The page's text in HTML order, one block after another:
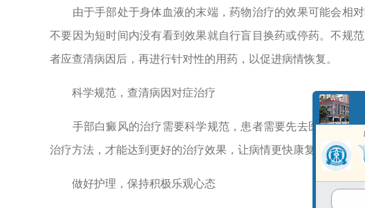
由于手部处于身体血液的末端，药物治疗的效果可能会相对
不要因为短时间内没有看到效果就自行盲目换药或停药。不规
者应查清病因后，再进行针对性的用药，以促进病情恢复。
科学规范，查清病因对症治疗
手部白癜风的治疗需要科学规范，患者需要先去医院查清病
治疗方法，才能达到更好的治疗效果，让病情更快康复。
做好护理，保持积极乐观心态